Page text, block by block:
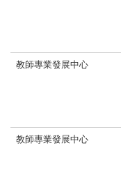
教師專業發展中心
教師專業發展中心